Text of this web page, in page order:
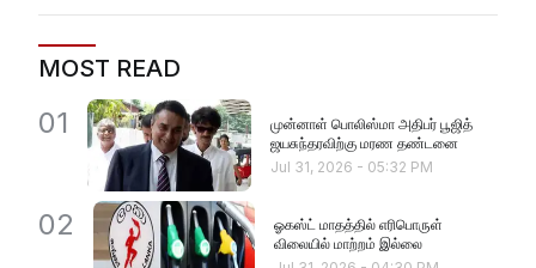
MOST READ
01
முன்னாள் பொலிஸ்மா அதிபர் பூஜித்
ஜயசுந்தரவிற்கு மரண தண்டனை
Jul 31, 2026 - 05:32 PM
02
ஓகஸ்ட் மாதத்தில் எரிபொருள்
விலையில் மாற்றம் இல்லை